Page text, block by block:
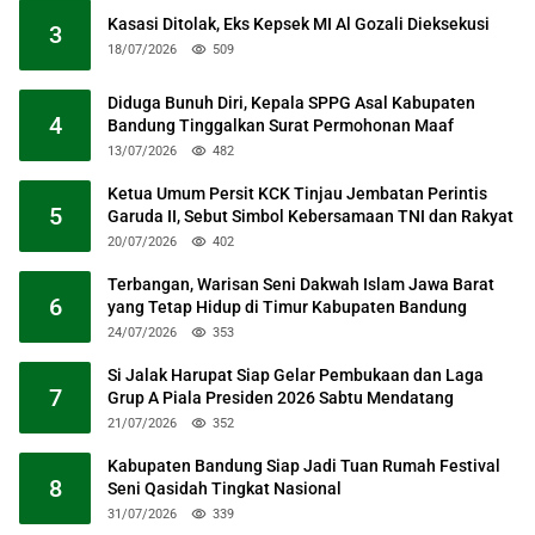
3 Kasasi Ditolak, Eks Kepsek MI Al Gozali Dieksekusi
18/07/2026 509
4
Diduga Bunuh Diri, Kepala SPPG Asal Kabupaten
Bandung Tinggalkan Surat Permohonan Maaf
13/07/2026 482
5
Ketua Umum Persit KCK Tinjau Jembatan Perintis
Garuda II, Sebut Simbol Kebersamaan TNI dan Rakyat
20/07/2026 402
6
Terbangan, Warisan Seni Dakwah Islam Jawa Barat
yang Tetap Hidup di Timur Kabupaten Bandung
24/07/2026 353
7
Si Jalak Harupat Siap Gelar Pembukaan dan Laga
Grup A Piala Presiden 2026 Sabtu Mendatang
21/07/2026 352
8
Kabupaten Bandung Siap Jadi Tuan Rumah Festival
Seni Qasidah Tingkat Nasional
31/07/2026 339